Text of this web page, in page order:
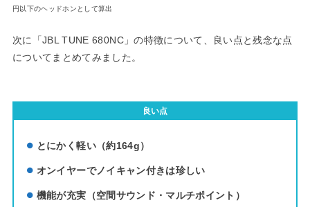
円以下のヘッドホンとして算出
次に「JBL TUNE 680NC」の特徴について、良い点と残念な点
についてまとめてみました。
良い点
とにかく軽い（約164g）
オンイヤーでノイキャン付きは珍しい
機能が充実（空間サウンド・マルチポイント）